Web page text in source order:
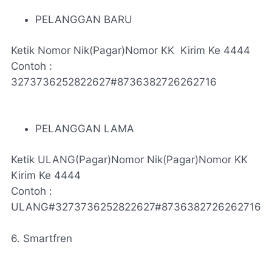
PELANGGAN BARU
Ketik Nomor Nik(Pagar)Nomor KK Kirim Ke 4444
Contoh :
3273736252822627#8736382726262716
PELANGGAN LAMA
Ketik ULANG(Pagar)Nomor Nik(Pagar)Nomor KK
Kirim Ke 4444
Contoh :
ULANG#3273736252822627#8736382726262716
6. Smartfren